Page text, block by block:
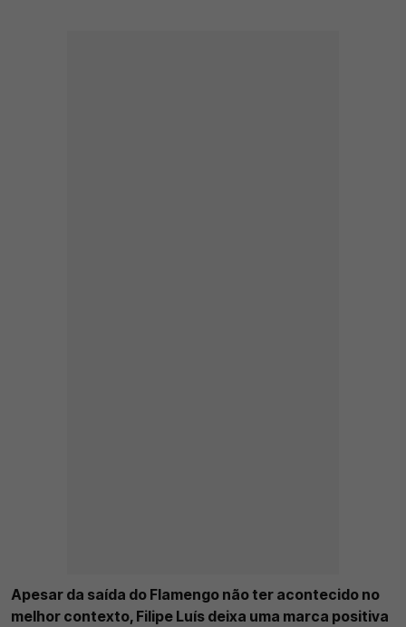
Apesar da saída do Flamengo não ter acontecido no
melhor contexto, Filipe Luís deixa uma marca positiva